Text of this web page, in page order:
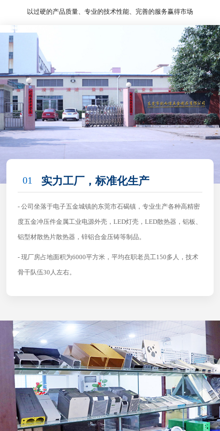
以过硬的产品质量、专业的技术性能、完善的服务赢得市场
01 实力工厂，标准化生产
- 公司坐落于电子五金城镇的东莞市石碣镇，专业生产各种高精密
度五金冲压件金属工业电源外壳，LED灯壳，LED散热器，铝板、
铝型材散热片散热器，锌铝合金压铸等制品。
- 现厂房占地面积为6000平方米，平均在职老员工150多人，技术
骨干队伍30人左右。